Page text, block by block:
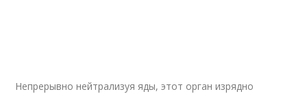
Непрерывно нейтрализуя яды, этот орган изрядно